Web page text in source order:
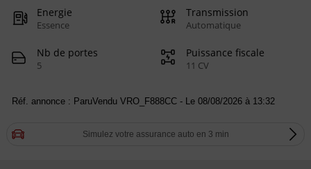
Energie
Essence
Transmission
Automatique
Nb de portes
5
Puissance fiscale
11 CV
Réf. annonce : ParuVendu VRO_F888CC - Le 08/08/2026 à 13:32
Simulez votre assurance auto en 3 min